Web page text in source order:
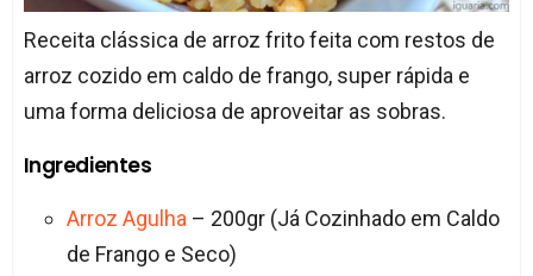
Receita clássica de arroz frito feita com restos de
arroz cozido em caldo de frango, super rápida e
uma forma deliciosa de aproveitar as sobras.
Ingredientes
Arroz Agulha– 200gr (Já Cozinhado em Caldo
de Frango e Seco)